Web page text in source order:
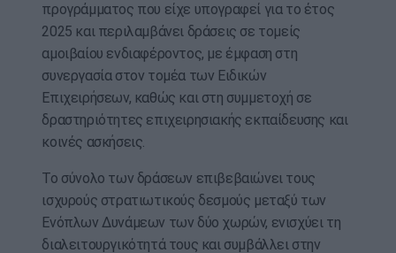
προγράμματος που είχε υπογραφεί για το έτος
2025 και περιλαμβάνει δράσεις σε τομείς
αμοιβαίου ενδιαφέροντος, με έμφαση στη
συνεργασία στον τομέα των Ειδικών
Επιχειρήσεων, καθώς και στη συμμετοχή σε
δραστηριότητες επιχειρησιακής εκπαίδευσης και
κοινές ασκήσεις.
Το σύνολο των δράσεων επιβεβαιώνει τους
ισχυρούς στρατιωτικούς δεσμούς μεταξύ των
Ενόπλων Δυνάμεων των δύο χωρών, ενισχύει τη
διαλειτουργικότητά τους και συμβάλλει στην